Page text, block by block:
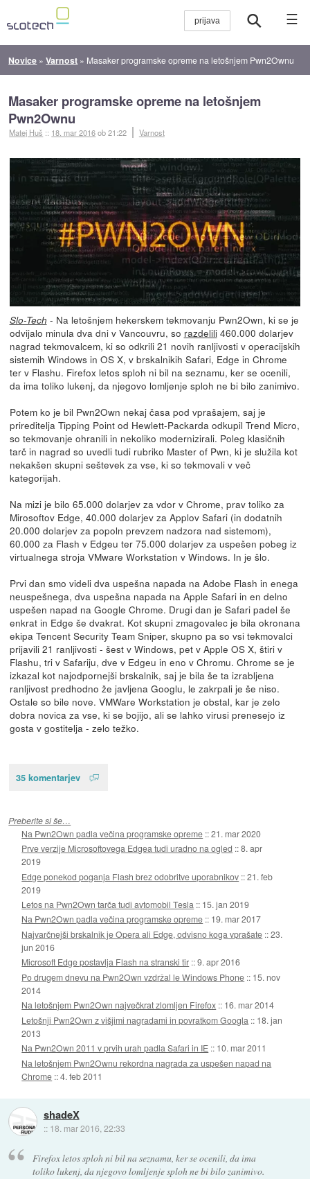
☰
Novice »Varnost » Masaker programske opreme na letošnjem Pwn2Ownu
Masaker programske opreme na letošnjem
Pwn2Ownu
Matej Huš :: 18. mar 2016ob 21:22 Varnost
Slo-Tech - Na letošnjem hekerskem tekmovanju Pwn2Own, ki se je
odvijalo minula dva dni v Vancouvru, so razdelili460.000 dolarjev
nagrad tekmovalcem, ki so odkrili 21 novih ranljivosti v operacijskih
sistemih Windows in OS X, v brskalnikih Safari, Edge in Chrome
ter v Flashu. Firefox letos sploh ni bil na seznamu, ker se ocenili,
da ima toliko lukenj, da njegovo lomljenje sploh ne bi bilo zanimivo.
Potem ko je bil Pwn2Own nekaj časa pod vprašajem, saj je
prireditelja Tipping Point od Hewlett-Packarda odkupil Trend Micro,
so tekmovanje ohranili in nekoliko modernizirali. Poleg klasičnih
tarč in nagrad so uvedli tudi rubriko Master of Pwn, ki je služila kot
nekakšen skupni seštevek za vse, ki so tekmovali v več
kategorijah.
Na mizi je bilo 65.000 dolarjev za vdor v Chrome, prav toliko za
Mirosoftov Edge, 40.000 dolarjev za Applov Safari (in dodatnih
20.000 dolarjev za popoln prevzem nadzora nad sistemom),
60.000 za Flash v Edgeu ter 75.000 dolarjev za uspešen pobeg iz
virtualnega stroja VMware Workstation v Windows. In je šlo.
Prvi dan smo videli dva uspešna napada na Adobe Flash in enega
neuspešnega, dva uspešna napada na Apple Safari in en delno
uspešen napad na Google Chrome. Drugi dan je Safari padel še
enkrat in Edge še dvakrat. Kot skupni zmagovalec je bila okronana
ekipa Tencent Security Team Sniper, skupno pa so vsi tekmovalci
prijavili 21 ranljivosti - šest v Windows, pet v Apple OS X, štiri v
Flashu, tri v Safariju, dve v Edgeu in eno v Chromu. Chrome se je
izkazal kot najodpornejši brskalnik, saj je bila še ta izrabljena
ranljivost predhodno že javljena Googlu, le zakrpali je še niso.
Ostale so bile nove. VMWare Workstation je obstal, kar je zelo
dobra novica za vse, ki se bojijo, ali se lahko virusi prenesejo iz
gosta v gostitelja - zelo težko.
35 komentarjev
Preberite si še…
Na Pwn2Own padla večina programske opreme ::21. mar 2020
Prve verzije Microsoftovega Edgea tudi uradno na ogled ::8. apr
2019
Edge ponekod poganja Flash brez odobritve uporabnikov ::21. feb
2019
Letos na Pwn2Own tarča tudi avtomobil Tesla :: 15. jan 2019
Na Pwn2Own padla večina programske opreme :: 19. mar 2017
Najvarčnejši brskalnik je Opera ali Edge, odvisno koga vprašate ::23.
jun 2016
Microsoft Edge postavlja Flash na stranski tir ::9. apr 2016
Po drugem dnevu na Pwn2Own vzdržal le Windows Phone :: 15. nov
2014
Na letošnjem Pwn2Own največkrat zlomljen Firefox :: 16. mar 2014
Letošnji Pwn2Own z višjimi nagradami in povratkom Googla :: 18. jan
2013
Na Pwn2Own 2011 v prvih urah padla Safari in IE :: 10. mar 2011
Na letošnjem Pwn2Ownu rekordna nagrada za uspešen napad na
Chrome ::4. feb 2011
shadeX
:: 18. mar 2016, 22:33
Firefox letos sploh ni bil na seznamu, ker se ocenili, da ima
toliko lukenj, da njegovo lomljenje sploh ne bi bilo zanimivo.